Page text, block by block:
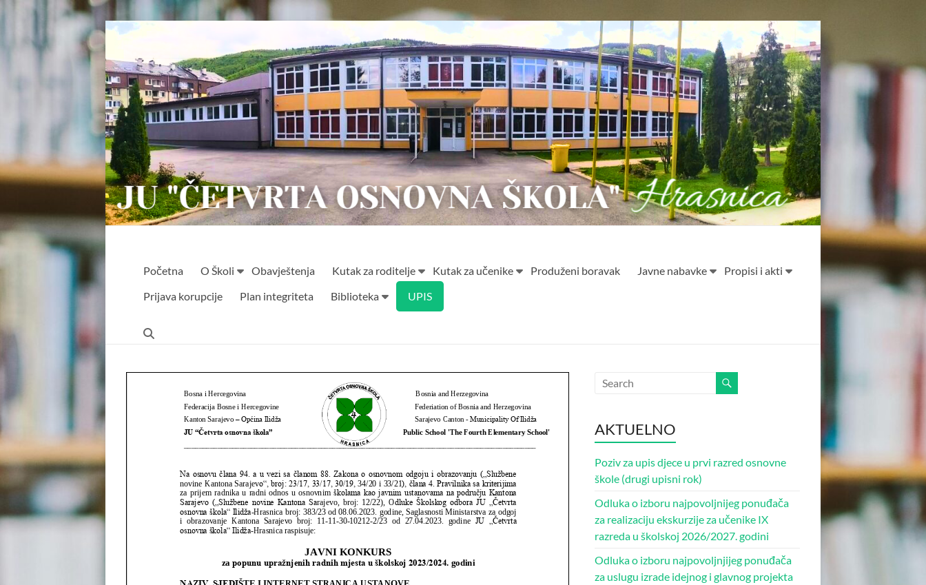
Skip
content
"ČETVRTA
OSNOVNA
ŠKOLA"
HERCEGOVINE
SARAJEVO
Početna O Školi Obavještenja Kutak za roditelje Kutak za učenike Produženi boravak Javne nabavke
Propisi i akti
Prijava korupcije
Plan integriteta Biblioteka UPIS
AKTUELNO
Poziv za upis djece u prvi razred osnovne
škole (drugi upisni rok)
Odluka o izboru najpovoljnijeg ponuđača
za realizaciju ekskurzije za učenike IX
razreda u školskoj 2026/2027. godini
Odluka o izboru najpovoljnjijeg ponuđača
za uslugu izrade idejnog i glavnog projekta